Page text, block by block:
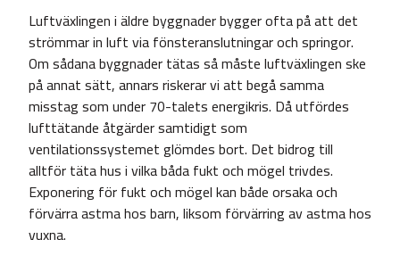
Luftväxlingen i äldre byggnader bygger ofta på att det
strömmar in luft via fönsteranslutningar och springor.
Om sådana byggnader tätas så måste luftväxlingen ske
på annat sätt, annars riskerar vi att begå samma
misstag som under 70-talets energikris. Då utfördes
lufttätande åtgärder samtidigt som
ventilationssystemet glömdes bort. Det bidrog till
alltför täta hus i vilka båda fukt och mögel trivdes.
Exponering för fukt och mögel kan både orsaka och
förvärra astma hos barn, liksom förvärring av astma hos
vuxna.